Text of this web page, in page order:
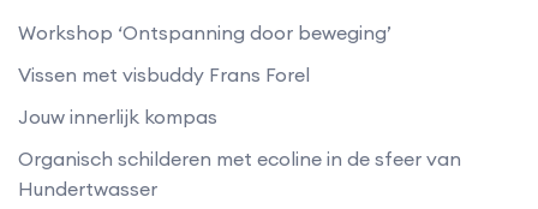
Workshop ‘Ontspanning door beweging’
Vissen met visbuddy Frans Forel
Jouw innerlijk kompas
Organisch schilderen met ecoline in de sfeer van
Hundertwasser